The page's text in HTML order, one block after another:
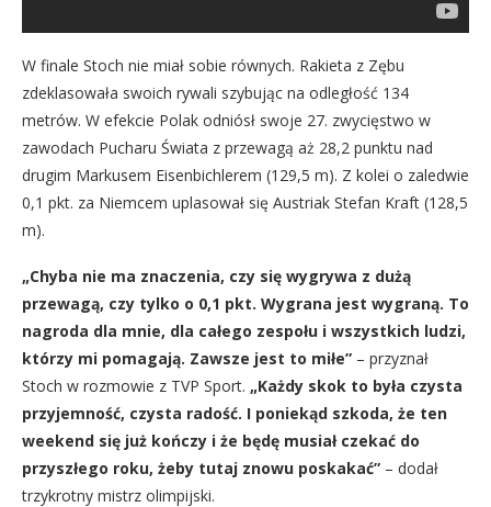
W finale Stoch nie miał sobie równych. Rakieta z Zębu
zdeklasowała swoich rywali szybując na odległość 134
metrów. W efekcie Polak odniósł swoje 27. zwycięstwo w
zawodach Pucharu Świata z przewagą aż 28,2 punktu nad
drugim Markusem Eisenbichlerem (129,5 m). Z kolei o zaledwie
0,1 pkt. za Niemcem uplasował się Austriak Stefan Kraft (128,5
m).
„Chyba nie ma znaczenia, czy się wygrywa z dużą
przewagą, czy tylko o 0,1 pkt. Wygrana jest wygraną. To
nagroda dla mnie, dla całego zespołu i wszystkich ludzi,
którzy mi pomagają. Zawsze jest to miłe” – przyznał
Stoch w rozmowie z TVP Sport. „Każdy skok to była czysta
przyjemność, czysta radość. I poniekąd szkoda, że ten
weekend się już kończy i że będę musiał czekać do
przyszłego roku, żeby tutaj znowu poskakać” – dodał
trzykrotny mistrz olimpijski.